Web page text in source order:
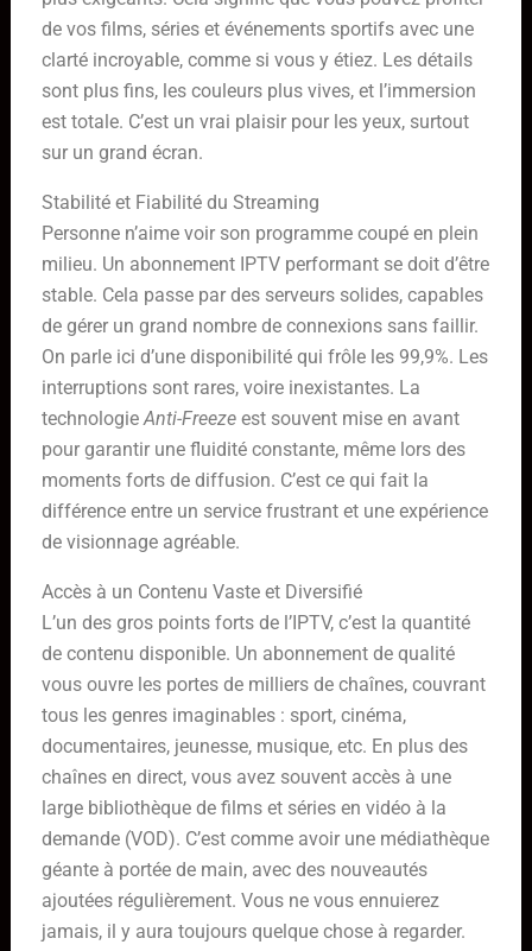
de vos films, séries et événements sportifs avec une
clarté incroyable, comme si vous y étiez. Les détails
sont plus fins, les couleurs plus vives, et l’immersion
est totale. C’est un vrai plaisir pour les yeux, surtout
sur un grand écran.
Stabilité et Fiabilité du Streaming
Personne n’aime voir son programme coupé en plein
milieu. Un abonnement IPTV performant se doit d’être
stable. Cela passe par des serveurs solides, capables
de gérer un grand nombre de connexions sans faillir.
On parle ici d’une disponibilité qui frôle les 99,9%. Les
interruptions sont rares, voire inexistantes. La
technologieAnti-Freezeest souvent mise en avant
pour garantir une fluidité constante, même lors des
moments forts de diffusion. C’est ce qui fait la
différence entre un service frustrant et une expérience
de visionnage agréable.
Accès à un Contenu Vaste et Diversifié
L’un des gros points forts de l’IPTV, c’est la quantité
de contenu disponible. Un abonnement de qualité
vous ouvre les portes de milliers de chaînes, couvrant
tous les genres imaginables : sport, cinéma,
documentaires, jeunesse, musique, etc. En plus des
chaînes en direct, vous avez souvent accès à une
large bibliothèque de films et séries en vidéo à la
demande (VOD). C’est comme avoir une médiathèque
géante à portée de main, avec des nouveautés
ajoutées régulièrement. Vous ne vous ennuierez
jamais, il y aura toujours quelque chose à regarder.